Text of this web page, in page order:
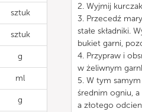
sztuk
sztuk
g
ml
g
2. Wyjmij
3. Przecedź
stałe składniki.
bukiet garni,
4. Przypraw i
w żeliwnym
5. W tym
średnim ogniu,
a złotego